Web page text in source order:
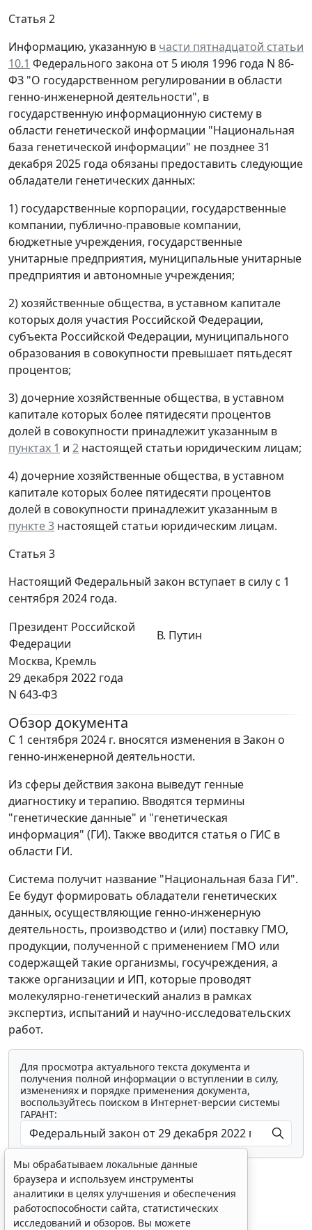
Статья 2
Информацию, указанную в части пятнадцатой статьи
10.1 Федерального закона от 5 июля 1996 года N 86-
ФЗ "О государственном регулировании в области
генно-инженерной деятельности", в
государственную информационную систему в
области генетической информации "Национальная
база генетической информации" не позднее 31
декабря 2025 года обязаны предоставить следующие
обладатели генетических данных:
1) государственные корпорации, государственные
компании, публично-правовые компании,
бюджетные учреждения, государственные
унитарные предприятия, муниципальные унитарные
предприятия и автономные учреждения;
2) хозяйственные общества, в уставном капитале
которых доля участия Российской Федерации,
субъекта Российской Федерации, муниципального
образования в совокупности превышает пятьдесят
процентов;
3) дочерние хозяйственные общества, в уставном
капитале которых более пятидесяти процентов
долей в совокупности принадлежит указанным в
пунктах 1 и 2 настоящей статьи юридическим лицам;
4) дочерние хозяйственные общества, в уставном
капитале которых более пятидесяти процентов
долей в совокупности принадлежит указанным в
пункте 3 настоящей статьи юридическим лицам.
Статья 3
Настоящий Федеральный закон вступает в силу с 1
сентября 2024 года.
Президент Российской
Федерации
В. Путин
Москва, Кремль
29 декабря 2022 года
N 643-ФЗ
Обзор документа
С 1 сентября 2024 г. вносятся изменения в Закон о
генно-инженерной деятельности.
Из сферы действия закона выведут генные
диагностику и терапию. Вводятся термины
"генетические данные" и "генетическая
информация" (ГИ). Также вводится статья о ГИС в
области ГИ.
Система получит название "Национальная база ГИ".
Ее будут формировать обладатели генетических
данных, осуществляющие генно-инженерную
деятельность, производство и (или) поставку ГМО,
продукции, полученной с применением ГМО или
содержащей такие организмы, госучреждения, а
также организации и ИП, которые проводят
молекулярно-генетический анализ в рамках
экспертиз, испытаний и научно-исследовательских
работ.
Для просмотра актуального текста документа и
получения полной информации о вступлении в силу,
изменениях и порядке применения документа,
воспользуйтесь поиском в Интернет-версии системы
ГАРАНТ:
Мы обрабатываем локальные данные
браузера и используем инструменты
аналитики в целях улучшения и обеспечения
работоспособности сайта, статистических
исследований и обзоров. Вы можете